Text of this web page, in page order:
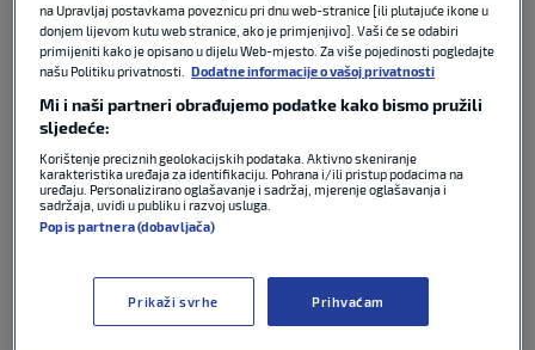
Beljo: Izbornik Dalić će procijeniti
zaslužujem li poziv u
reprezentaciju
NOGOMET
Kovačević: Hrvatski treneri
napravili su igrače za
klase koji dolaze u SHNL
NOGOMET 09. svi 2026 0
na Upravljaj postavkama poveznicu pri dnu web-stranice [ili plutajuće ikone u
donjem lijevom kutu web stranice, ako je primjenjivo]. Vaši će se odabiri
primijeniti kako je opisano u dijelu Web-mjesto. Za više pojedinosti pogledajte
našu Politiku privatnosti.
Dodatne informacije o vašoj privatnosti
Mi i naši partneri obrađujemo podatke kako bismo pružili
sljedeće:
Korištenje preciznih geolokacijskih podataka. Aktivno skeniranje
karakteristika uređaja za identifikaciju. Pohrana i/ili pristup podacima na
uređaju. Personalizirano oglašavanje i sadržaj, mjerenje oglašavanja i
sadržaja, uvidi u publiku i razvoj usluga.
Popis partnera (dobavljača)
Prikaži svrhe Prihvaćam